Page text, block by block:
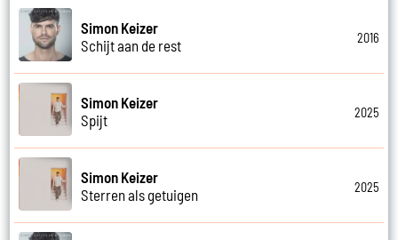
Simon Keizer
Schijt aan de rest
2016
Simon Keizer
Spijt
2025
Simon Keizer
Sterren als getuigen
2025